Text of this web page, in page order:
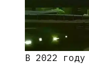
В 2022 году